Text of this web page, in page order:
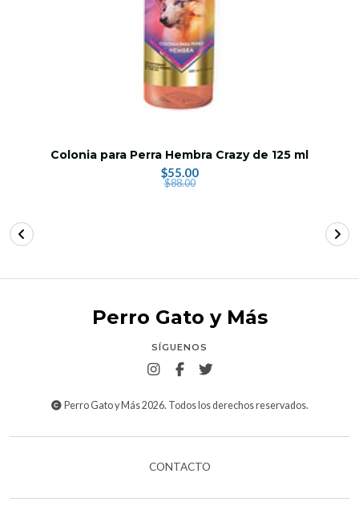
Colonia para Perra Hembra Crazy de 125 ml
$55.00
$88.00
Perro Gato y Más
SÍGUENOS
Perro Gato y Más 2026. Todos los derechos reservados.
CONTACTO